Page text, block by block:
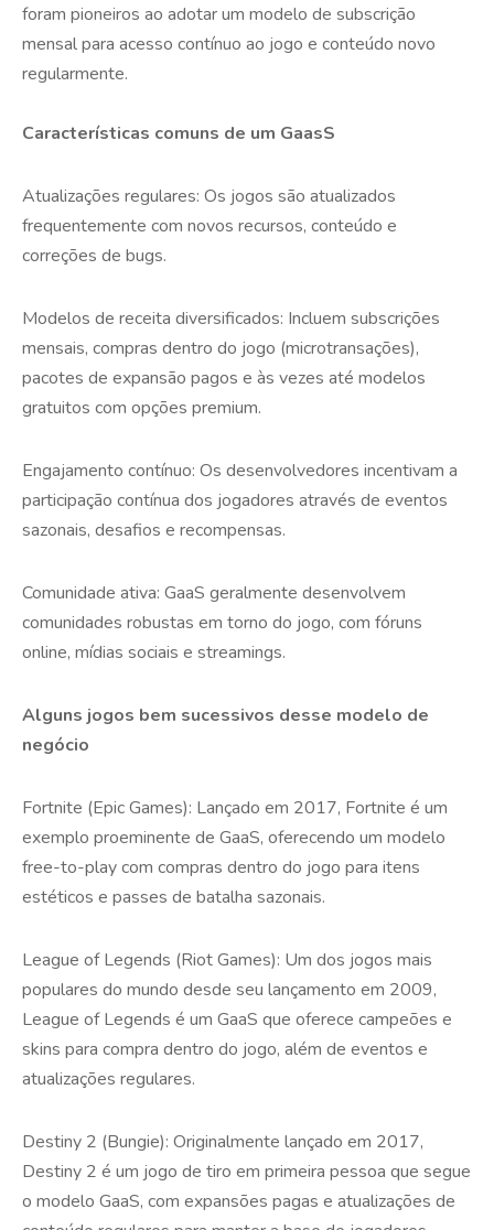
foram pioneiros ao adotar um modelo de subscrição
mensal para acesso contínuo ao jogo e conteúdo novo
regularmente.
Características comuns de um GaasS
Atualizações regulares: Os jogos são atualizados
frequentemente com novos recursos, conteúdo e
correções de bugs.
Modelos de receita diversificados: Incluem subscrições
mensais, compras dentro do jogo (microtransações),
pacotes de expansão pagos e às vezes até modelos
gratuitos com opções premium.
Engajamento contínuo: Os desenvolvedores incentivam a
participação contínua dos jogadores através de eventos
sazonais, desafios e recompensas.
Comunidade ativa: GaaS geralmente desenvolvem
comunidades robustas em torno do jogo, com fóruns
online, mídias sociais e streamings.
Alguns jogos bem sucessivos desse modelo de
negócio
Fortnite (Epic Games): Lançado em 2017, Fortnite é um
exemplo proeminente de GaaS, oferecendo um modelo
free-to-play com compras dentro do jogo para itens
estéticos e passes de batalha sazonais.
League of Legends (Riot Games): Um dos jogos mais
populares do mundo desde seu lançamento em 2009,
League of Legends é um GaaS que oferece campeões e
skins para compra dentro do jogo, além de eventos e
atualizações regulares.
Destiny 2 (Bungie): Originalmente lançado em 2017,
Destiny 2 é um jogo de tiro em primeira pessoa que segue
o modelo GaaS, com expansões pagas e atualizações de